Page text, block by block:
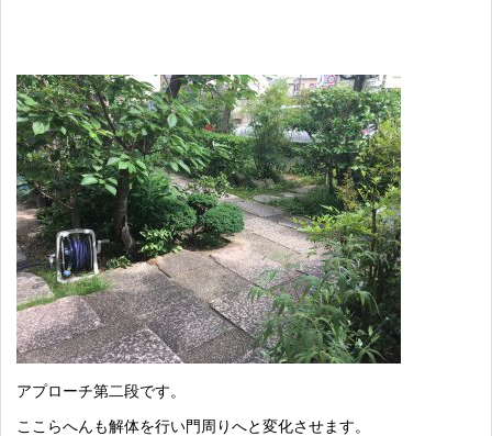
アプローチ第二段です。
ここらへんも解体を行い門周りへと変化させます。